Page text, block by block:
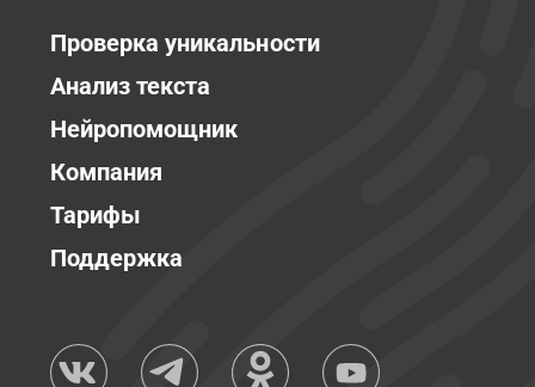
Проверка уникальности
Анализ текста
Нейропомощник
Компания
Тарифы
Поддержка